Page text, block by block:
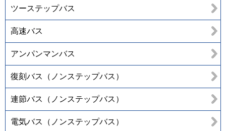
ツーステップバス
高速バス
アンパンマンバス
復刻バス（ノンステップバス）
連節バス（ノンステップバス）
電気バス（ノンステップバス）